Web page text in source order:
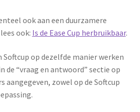
ook aan een duurzamere
ook: Is de Ease Cup herbruikbaar.
Softcup op dezelfde manier werken
de “vraag en antwoord” sectie op
aangegeven, zowel op de Softcup